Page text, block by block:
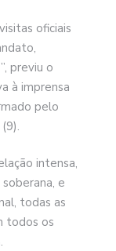
oficiais
previu o
à imprensa
pelo
intensa,
e
todas as
todos os